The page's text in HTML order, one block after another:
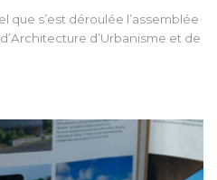
que s’est déroulée l’assemblée
d’Urbanisme et de